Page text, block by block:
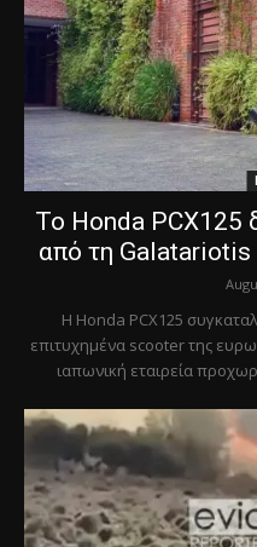
Το Honda PCX125
από τη Galatariotis
Η Honda PCX125
επιτυχημένα scooter της
ιαπωνική εταιρεία